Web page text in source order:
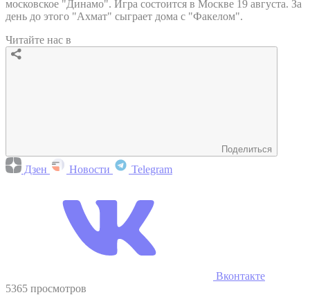
московское "Динамо". Игра состоится в Москве 19 августа. За
день до этого "Ахмат" сыграет дома с "Факелом".
Читайте нас в
Поделиться
Дзен Новости Telegram
Вконтакте
5365 просмотров